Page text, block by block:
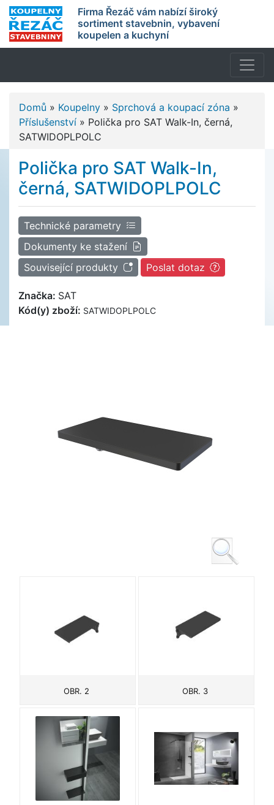
Firma Řezáč vám nabízí široký
sortiment stavebnin, vybavení
koupelen a kuchyní
Domů » Koupelny » Sprchová a koupací zóna »
Příslušenství » Polička pro SAT Walk-In, černá,
SATWIDOPLPOLC
Polička pro SAT Walk-In,
černá, SATWIDOPLPOLC
Technické parametry
Dokumenty ke stažení
Související produkty
Poslat dotaz
Značka: SAT
Kód(y) zboží: SATWIDOPLPOLC
OBR. 2 OBR. 3